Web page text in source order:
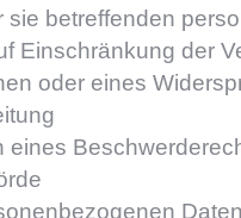
sie betreffenden
Einschränkung der
oder eines
eines